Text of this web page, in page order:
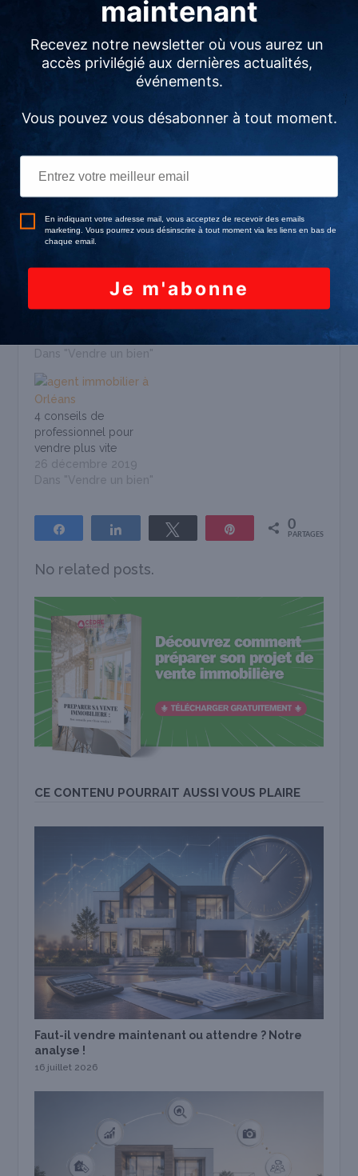
Au moment des visites immobilières à
Orléans , certains acheteurs pourraient
être intéressés par le quartier, le
voisinage ou encore par commodités
proches. De ce fait, n’hésitez surtout pas
mais également sa position.
Articles similaires
étapes à suivre pour
une mise en vente
Dans "Vendre un bien"
la vente d’un logement
atypique
4 conseils de
professionnel pour
vendre plus vite
26 décembre 2019
Dans "Vendre un bien"
Partagez Partagez Tweetez Épingle 0
PARTAGES
No related posts.
CE CONTENU POURRAIT AUSSI VOUS PLAIRE
Faut-il vendre maintenant ou attendre ? Notre
analyse !
16 juillet 2026